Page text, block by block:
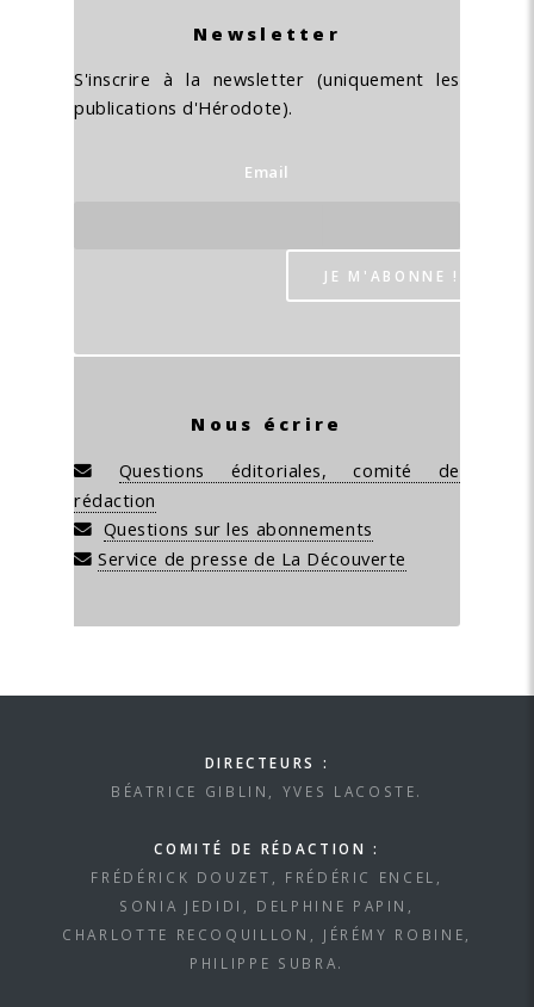
Newsletter
S'inscrire à la newsletter (uniquement les
publications d'Hérodote).
Email
Nous écrire
Questions éditoriales, comité de
rédaction
Questions sur les abonnements
Service de presse de La Découverte
DIRECTEURS :
BÉATRICE GIBLIN, YVES LACOSTE.
COMITÉ DE RÉDACTION :
FRÉDÉRICK DOUZET, FRÉDÉRIC ENCEL,
SONIA JEDIDI, DELPHINE PAPIN,
CHARLOTTE RECOQUILLON, JÉRÉMY ROBINE,
PHILIPPE SUBRA.